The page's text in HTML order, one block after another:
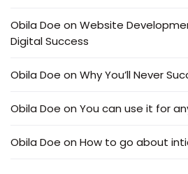
Obila Doe on Website
Digital Success
Obila Doe on Why You’ll Never
Obila Doe on You can use it for
Obila Doe on How to go about